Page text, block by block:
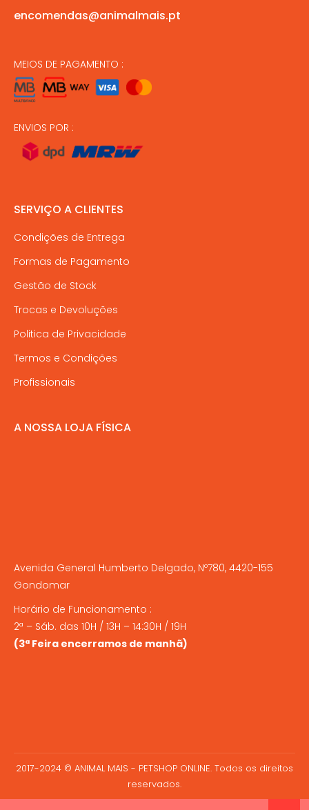
encomendas@animalmais.pt
MEIOS DE PAGAMENTO :
ENVIOS POR :
SERVIÇO A CLIENTES
Condições de Entrega
Formas de Pagamento
Gestão de Stock
Trocas e Devoluções
Politica de Privacidade
Termos e Condições
Profissionais
A NOSSA LOJA FÍSICA
Avenida General Humberto Delgado, Nº780, 4420-155
Gondomar
Horário de Funcionamento :
2ª – Sáb. das 10H / 13H – 14:30H / 19H
(3ª Feira encerramos de manhã)
2017-2024 © ANIMAL MAIS - PETSHOP ONLINE. Todos os direitos
reservados.